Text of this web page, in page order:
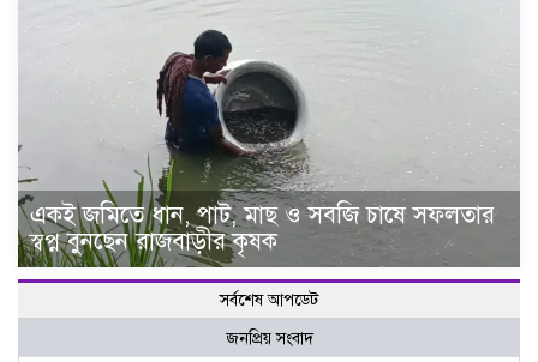
একই জমিতে ধান, পাট, মাছ ও সবজি চাষে সফলতার
স্বপ্ন বুনছেন রাজবাড়ীর কৃষক
সর্বশেষ আপডেট
জনপ্রিয় সংবাদ